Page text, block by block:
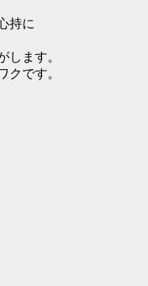
持に
します。
クです。